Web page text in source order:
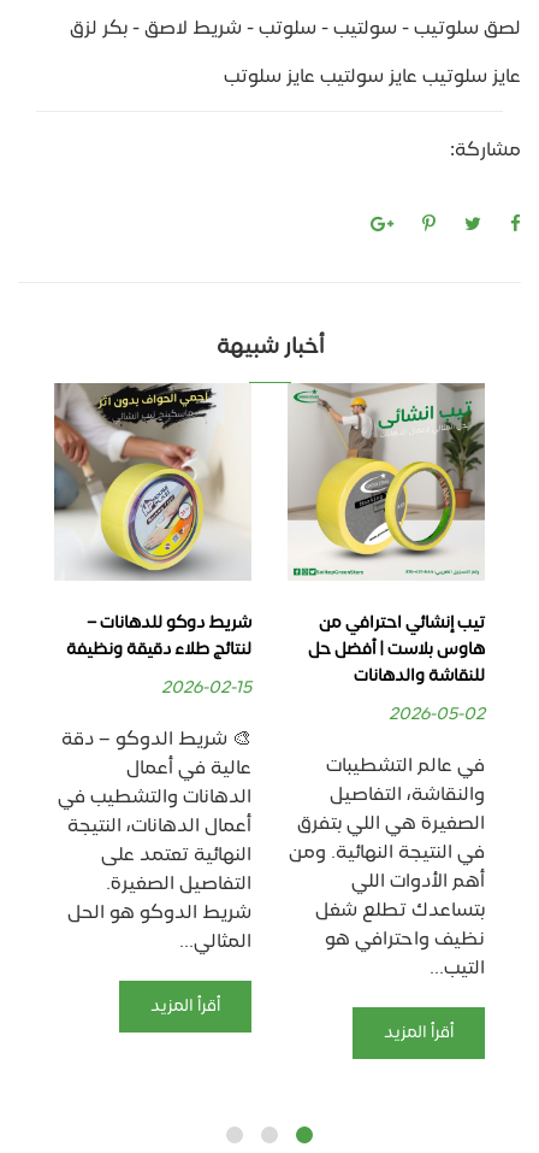
لصق سلوتيب - سولتيب - سلوتب - شريط لاصق - بكر لزق
عايز سلوتيب عايز سولتيب عايز سلوتب
مشاركة:
أخبار شبيهة
تيب إنشائي احترافي من
هاوس بلاست | أفضل حل
للنقاشة والدهانات
2026-05-02
في عالم التشطيبات
والنقاشة، التفاصيل
الصغيرة هي اللي بتفرق
في النتيجة النهائية. ومن
أهم الأدوات اللي
بتساعدك تطلع شغل
نظيف واحترافي هو
التيب...
أقرأ المزيد
شريط دوكو للدهانات –
لنتائج طلاء دقيقة ونظيفة
2026-02-15
🎨 شريط الدوكو – دقة
عالية في أعمال
الدهانات والتشطيب في
أعمال الدهانات، النتيجة
النهائية تعتمد على
التفاصيل الصغيرة.
شريط الدوكو هو الحل
المثالي...
أقرأ المزيد